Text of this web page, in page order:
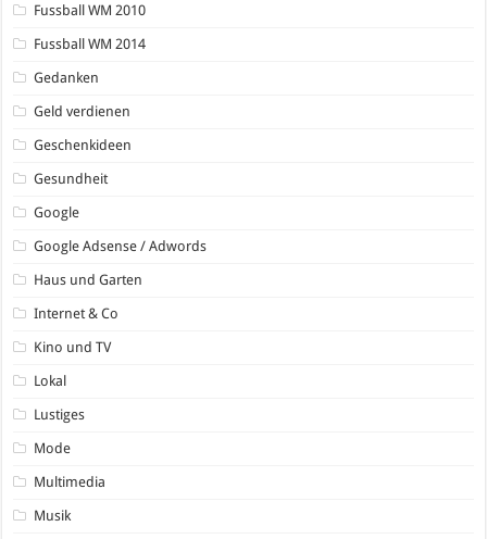
Fussball WM 2010
Fussball WM 2014
Gedanken
Geld verdienen
Geschenkideen
Gesundheit
Google
Google Adsense / Adwords
Haus und Garten
Internet & Co
Kino und TV
Lokal
Lustiges
Mode
Multimedia
Musik